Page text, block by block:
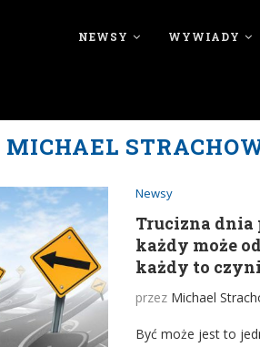
NEWSY WYWIADY
MICHAEL
Newsy
Trucizna dnia
każdy może
każdy to
przez Michael
Być może jest to